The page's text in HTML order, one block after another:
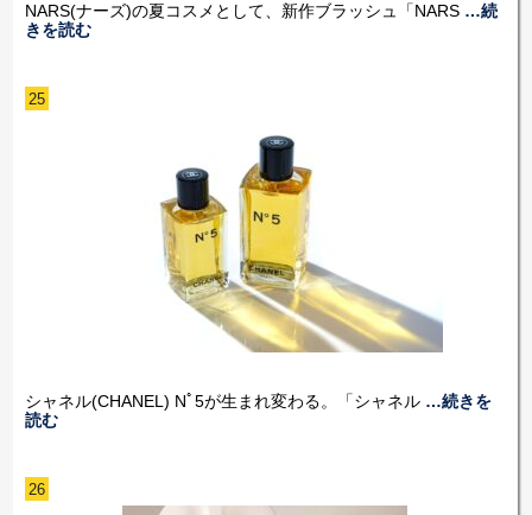
NARS(ナーズ)の夏コスメとして、新作ブラッシュ「NARS …続
きを読む
25
シャネル(CHANEL) Nﾟ5が生まれ変わる。「シャネル …続きを
読む
26